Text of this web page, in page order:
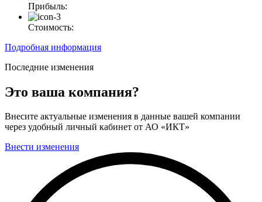
Прибыль:
Стоимость:
Подробная информация
Последние изменения
Это ваша компания?
Внесите актуальные изменения в данные вашей компании
через удобный личный кабинет от АО «ИКТ»
Внести изменения